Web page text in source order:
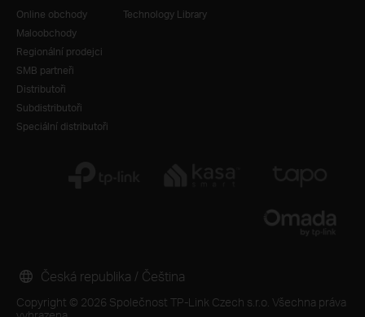
Online obchody
Maloobchody
Regionální prodejci
SMB partneři
Distributoři
Subdistributoři
Speciální distributoři
Technology Library
Copyright © 2026 Společnost TP-Link Czech s.r.o. Všechna práva
Česká republika / Čeština